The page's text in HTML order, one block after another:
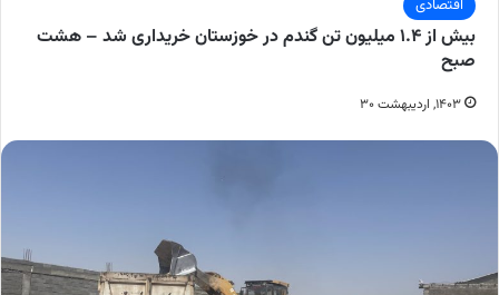
اقتصادی
بیش از ۱.۴ میلیون تن گندم در خوزستان خریداری شد – هشت
صبح
۱۴۰۳, اردیبهشت ۳۰